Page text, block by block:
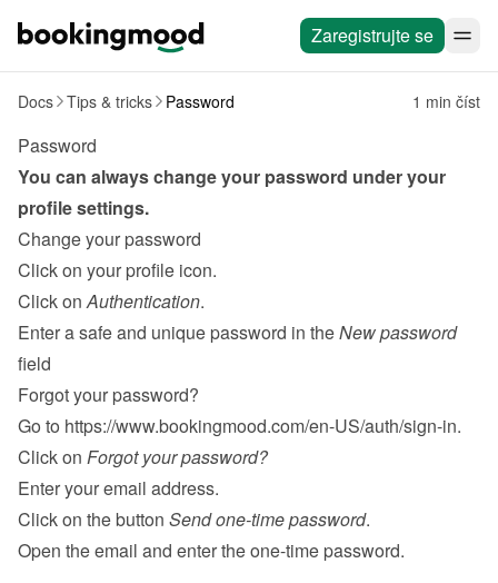
Zaregistrujte se
Docs Tips & tricks Password 1 min číst
Password
You can always change your password under your
profile settings.
Change your password
Click on your profile icon.
Click on Authentication.
Enter a safe and unique password in the New password
field
Forgot your password?
Go to https://www.bookingmood.com/en-US/auth/sign-in.
Click on Forgot your password?
Enter your email address.
Click on the button Send one-time password.
Open the email and enter the one-time password.